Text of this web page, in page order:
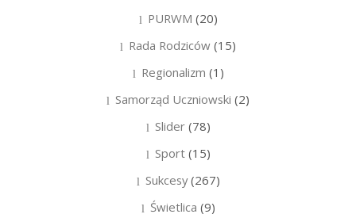
PURWM (20)
Rada Rodziców (15)
Regionalizm (1)
Samorząd Uczniowski (2)
Slider(78)
Sport(15)
Sukcesy(267)
Świetlica (9)